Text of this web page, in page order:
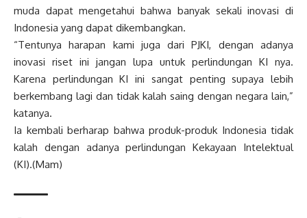
muda dapat mengetahui bahwa banyak sekali inovasi di
Indonesia yang dapat dikembangkan.
“Tentunya harapan kami juga dari PJKI, dengan adanya
inovasi riset ini jangan lupa untuk perlindungan KI nya.
Karena perlindungan KI ini sangat penting supaya lebih
berkembang lagi dan tidak kalah saing dengan negara lain,”
katanya.
Ia kembali berharap bahwa produk-produk Indonesia tidak
kalah dengan adanya perlindungan Kekayaan Intelektual
(KI).(Mam)